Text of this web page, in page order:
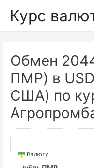
Курс
Обмен
ПМР) в
США) по
Валюту